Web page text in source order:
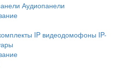
Аудиопанели
IP видеодомофоны IP-